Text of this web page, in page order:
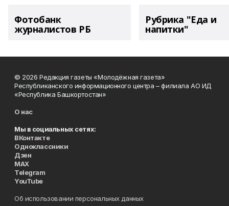
Фотобанк
журналистов РБ
Рубрика "Еда и
напитки"
© 2026 Редакция газеты «Молодёжная газета»
Республиканского информационного центра – филиала АО ИД
«Республика Башкортостан»
О нас
Мы в социальных сетях:
ВКонтакте
Одноклассники
Дзен
MAX
Telegram
YouTube
Об использовании персональных данных